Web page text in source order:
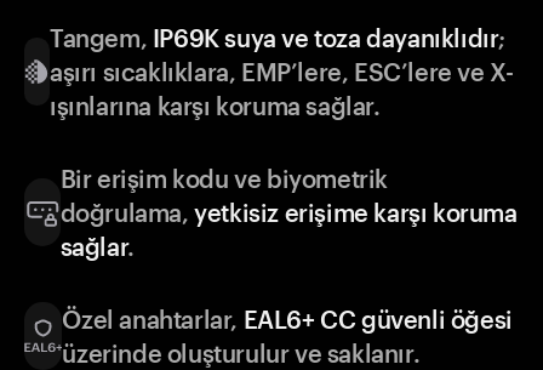
Tangem, IP69K suya ve toza dayanıklıdır;
aşırı sıcaklıklara, EMP’lere, ESC’lere ve X-
ışınlarına karşı koruma sağlar.
Bir erişim kodu ve biyometrik
doğrulama,yetkisiz erişime karşı koruma
sağlar.
Özel anahtarlar, EAL6+ CC güvenli öğesi
üzerinde oluşturulur ve saklanır.